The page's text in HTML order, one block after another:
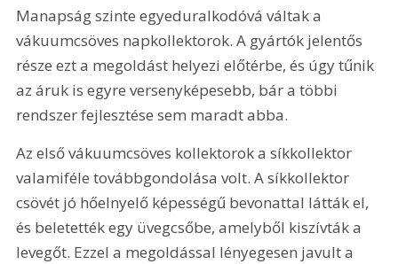
Manapság szinte egyeduralkodóvá váltak a
vákuumcsöves napkollektorok. A gyártók jelentős
része ezt a megoldást helyezi előtérbe, és úgy tűnik
az áruk is egyre versenyképesebb, bár a többi
rendszer fejlesztése sem maradt abba.
Az első vákuumcsöves kollektorok a síkkollektor
valamiféle továbbgondolása volt. A síkkollektor
csövét jó hőelnyelő képességű bevonattal látták el,
és beletették egy üvegcsőbe, amelyből kiszívták a
levegőt. Ezzel a megoldással lényegesen javult a